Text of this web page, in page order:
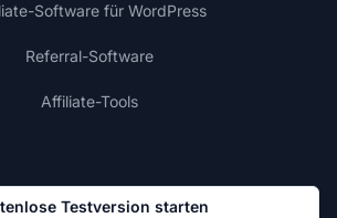
Software für WordPress
Referral-Software
Affiliate-Tools
Testversion starten